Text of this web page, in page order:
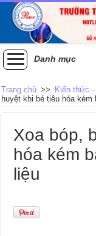
Danh mục
Trang chủ >> Kiến thức
huyệt khi bé tiêu hóa
Xoa bóp,
hóa kém
liệu